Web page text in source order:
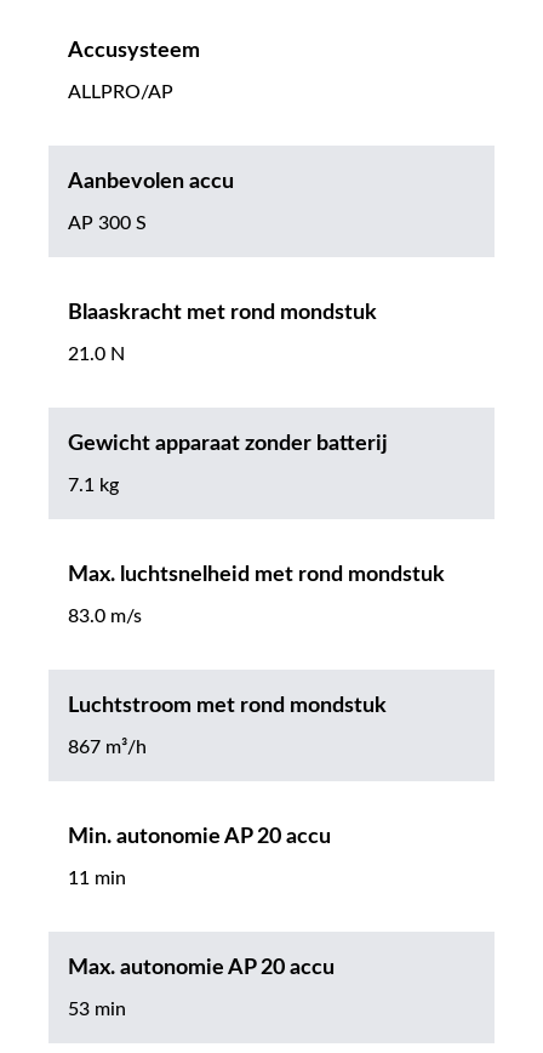
Accusysteem
ALLPRO/AP
Aanbevolen accu
AP 300 S
Blaaskracht met rond mondstuk
21.0 N
Gewicht apparaat zonder batterij
7.1 kg
Max. luchtsnelheid met rond mondstuk
83.0 m/s
Luchtstroom met rond mondstuk
867 m³/h
Min. autonomie AP 20 accu
11 min
Max. autonomie AP 20 accu
53 min